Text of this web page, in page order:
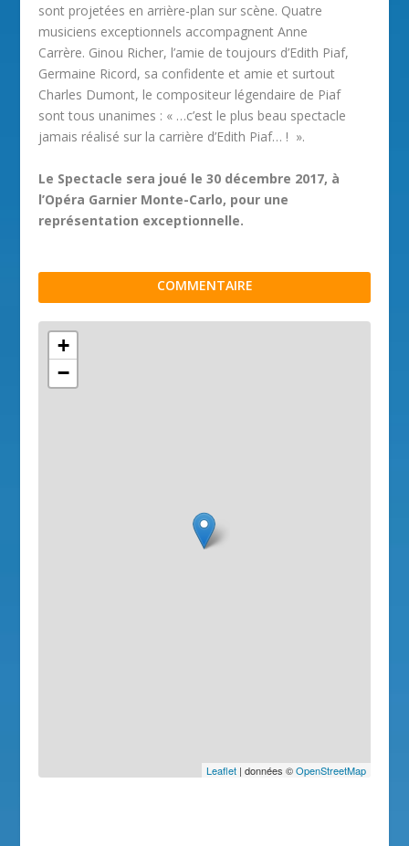
sont projetées en arrière-plan sur scène. Quatre
musiciens exceptionnels accompagnent Anne
Carrère. Ginou Richer, l’amie de toujours d’Edith Piaf,
Germaine Ricord, sa confidente et amie et surtout
Charles Dumont, le compositeur légendaire de Piaf
sont tous unanimes : « …c’est le plus beau spectacle
jamais réalisé sur la carrière d’Edith Piaf… ! ».
Le Spectacle sera joué le 30 décembre 2017, à
l’Opéra Garnier Monte-Carlo, pour une
représentation exceptionnelle.
COMMENTAIRE
+
−
Leaflet| données ©OpenStreetMap